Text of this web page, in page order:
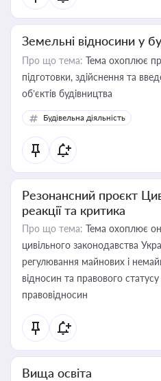
Земельні відносини у
Про що тема: Тема охоплює
підготовки, здійснення та
об’єктів будівництва
Будівельна діяльність
Резонансний проєкт
реакції та критика
Про що тема: Тема охоплює
цивільного законодавства
регулювання майнових і
відносин та правового
правовідносин
Вища освіта